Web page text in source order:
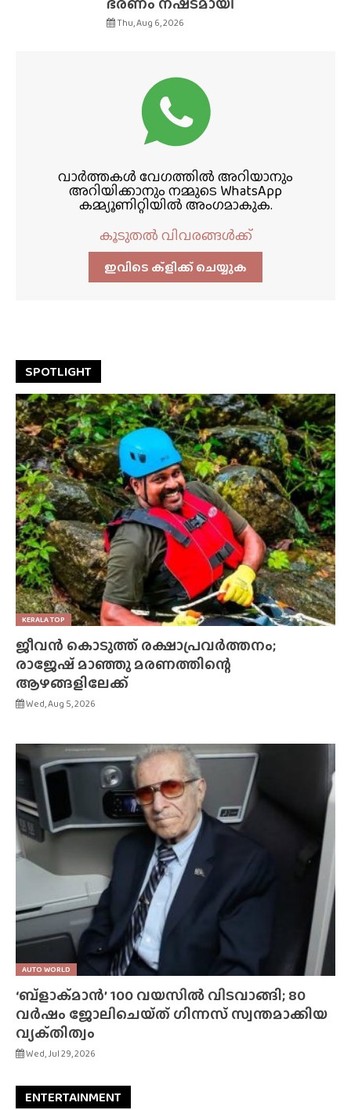
Thu, Aug 6, 2026
വാർത്തകൾ വേഗത്തിൽ അറിയാനും
അറിയിക്കാനും നമ്മുടെ WhatsApp
കമ്മ്യൂണിറ്റിയിൽ അംഗമാകുക.
കൂടുതൽ വിവരങ്ങൾക്ക്
ഇവിടെ ക്ളിക്ക്‌ ചെയ്യുക
SPOTLIGHT
KERALA TOP
ജീവൻ കൊടുത്ത് രക്ഷാപ്രവർത്തനം;
രാജേഷ് മാഞ്ഞു മരണത്തിന്റെ
ആഴങ്ങളിലേക്ക്
Wed, Aug 5, 2026
AUTO WORLD
‘ബ്‌ളാക്‌മാൻ’ 100 വയസിൽ വിടവാങ്ങി; 80
വർഷം ജോലിചെയ്‌ത്‌ ഗിന്നസ് സ്വന്തമാക്കിയ
വ്യക്‌തിത്വം
Wed, Jul 29, 2026
ENTERTAINMENT